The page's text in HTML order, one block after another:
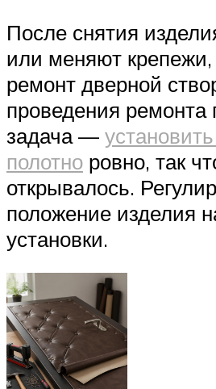
После снятия
или меняют
ремонт дверной
проведения ремонта
задача —
полотно ровно, так
открывалось.
положение изделия
установки.